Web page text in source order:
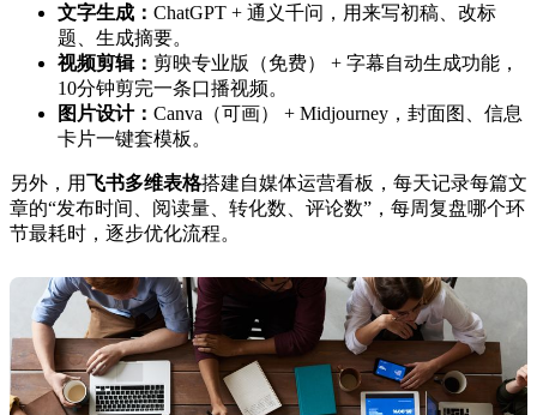
文字生成： ChatGPT + 通义千问，用来写初稿、改标
题、生成摘要。
视频剪辑： 剪映专业版（免费） + 字幕自动生成功能，
10分钟剪完一条口播视频。
图片设计： Canva（可画） + Midjourney，封面图、信息
卡片一键套模板。
另外，用飞书多维表格搭建自媒体运营看板，每天记录每篇文
章的“发布时间、阅读量、转化数、评论数”，每周复盘哪个环
节最耗时，逐步优化流程。